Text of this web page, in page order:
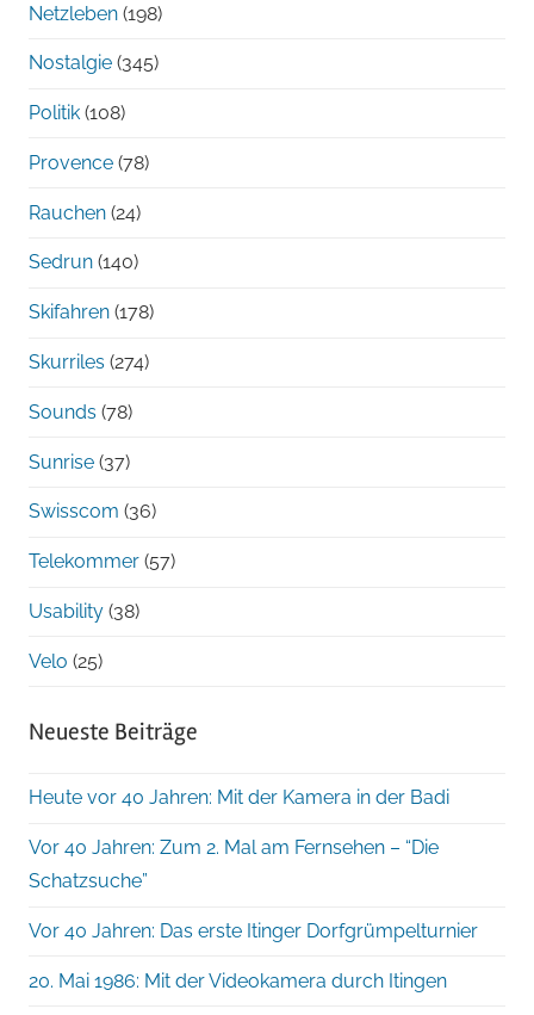
Netzleben (198)
Nostalgie (345)
Politik (108)
Provence (78)
Rauchen (24)
Sedrun (140)
Skifahren (178)
Skurriles (274)
Sounds (78)
Sunrise (37)
Swisscom (36)
Telekommer (57)
Usability (38)
Velo (25)
Neueste Beiträge
Heute vor 40 Jahren: Mit der Kamera in der Badi
Vor 40 Jahren: Zum 2. Mal am Fernsehen – “Die
Schatzsuche”
Vor 40 Jahren: Das erste Itinger Dorfgrümpelturnier
20. Mai 1986: Mit der Videokamera durch Itingen